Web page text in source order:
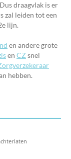
draagvlak is er
zal leiden tot een
lijn.
en andere grote
en CZ snel
hebben.